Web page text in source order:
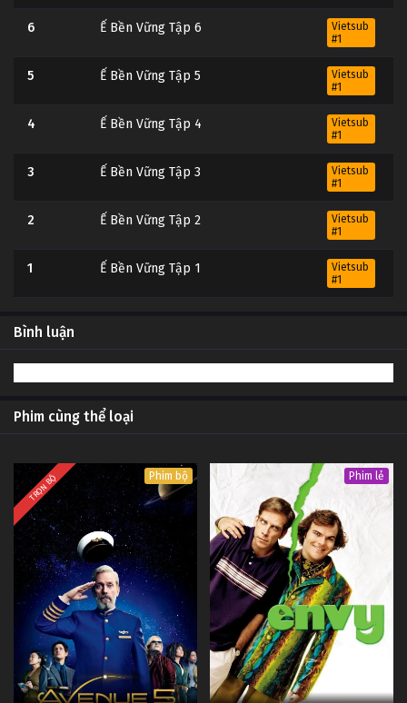
6 Ế Bền Vững Tập 6
Vietsub
#1
5 Ế Bền Vững Tập 5
Vietsub
#1
4 Ế Bền Vững Tập 4
Vietsub
#1
3 Ế Bền Vững Tập 3
Vietsub
#1
2 Ế Bền Vững Tập 2
Vietsub
#1
1 Ế Bền Vững Tập 1
Vietsub
#1
Bình luận
Phim cùng thể loại
TRỌN BỘ Phim bộ Phim lẻ